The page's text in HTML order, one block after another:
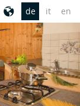
de it en